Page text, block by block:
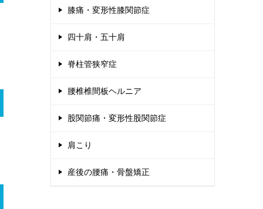
膝痛・変形性膝関節症
四十肩・五十肩
脊柱管狭窄症
腰椎椎間板ヘルニア
股関節痛・変形性股関節症
肩こり
産後の腰痛・骨盤矯正